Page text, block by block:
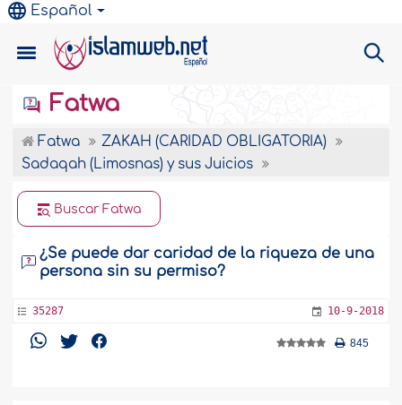
Español
Fatwa
Fatwa
ZAKAH (CARIDAD OBLIGATORIA)
Sadaqah (Limosnas) y sus Juicios
Buscar Fatwa
¿Se puede dar caridad de la riqueza de una
persona sin su permiso?
35287 10-9-2018
845